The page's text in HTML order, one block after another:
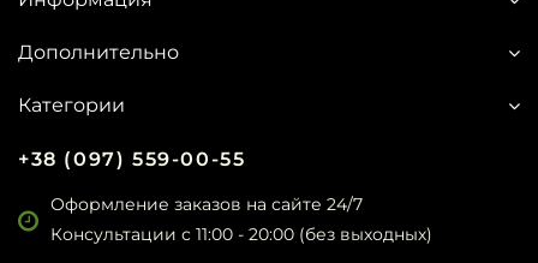
Дополнительно
Категории
+38 (097) 559-00-55
Оформление заказов на сайте 24/7
Консультации с 11:00 - 20:00 (без выходных)